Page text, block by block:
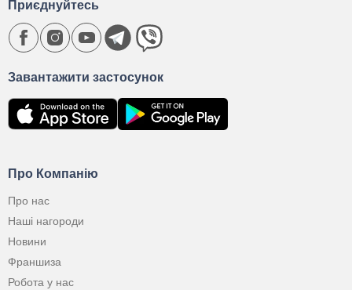
Про Компанію
Про нас
Наші нагороди
Новини
Франшиза
Робота у нас
Завантажити застосунок
Приєднуйтесь